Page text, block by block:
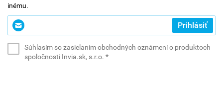
inému.
Zadajte
svoj
Prihlásiť
Súhlasím so zasielaním obchodných oznámení o produktoch
spoločnosti Invia.sk, s.r.o. *(povinné)